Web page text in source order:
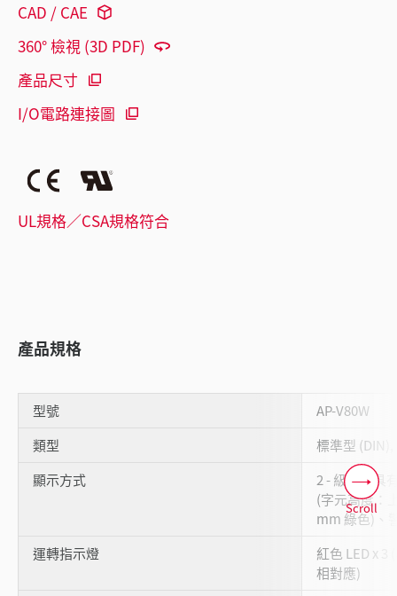
CAD / CAE
360° 檢視 (3D PDF)
產品尺寸
I/O電路連接圖
UL規格／CSA規格符合
產品規格
型號
AP-V80W
類型
標準型 (DIN),
顯示方式
2 - 級顯示具
(字元高度：
mm 綠色)、
運轉指示燈
紅色 LED x 3
相對應)
Scroll